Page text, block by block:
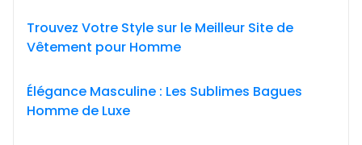
Trouvez Votre Style sur le Meilleur Site de
Vêtement pour Homme
Élégance Masculine : Les Sublimes Bagues
Homme de Luxe